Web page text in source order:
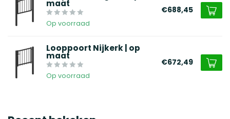
maat
Op voorraad
€688,45
Looppoort Nijkerk | op
maat
Op voorraad
€672,49